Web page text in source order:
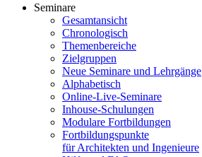
Seminare
Gesamtansicht
Chronologisch
Themenbereiche
Zielgruppen
Neue Seminare und Lehrgänge
Alphabetisch
Online-Live-Seminare
Inhouse-Schulungen
Modulare Fortbildungen
Fortbildungspunkte
für Architekten und Ingenieure